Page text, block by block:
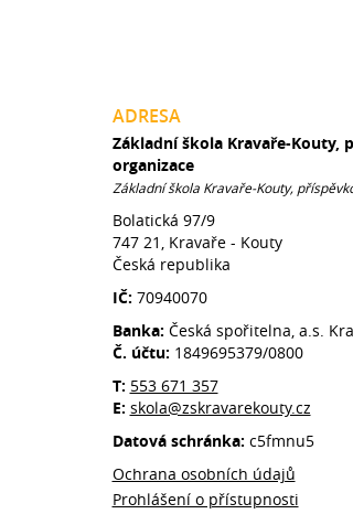
ADRESA
Základní škola Kravaře-Kouty,
organizace
Základní škola Kravaře-Kouty,
Bolatická 97/9
747 21, Kravaře - Kouty
Česká republika
IČ: 70940070
Banka: Česká spořitelna, a.s.
Č. účtu: 1849695379/0800
T: 553 671 357
E: skola@zskravarekouty.cz
Datová schránka: c5fmnu5
Ochrana osobních údajů
Prohlášení o přístupnosti